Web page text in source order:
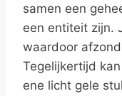
samen een
een entiteit zijn.
waardoor
Tegelijkertijd
ene licht gele